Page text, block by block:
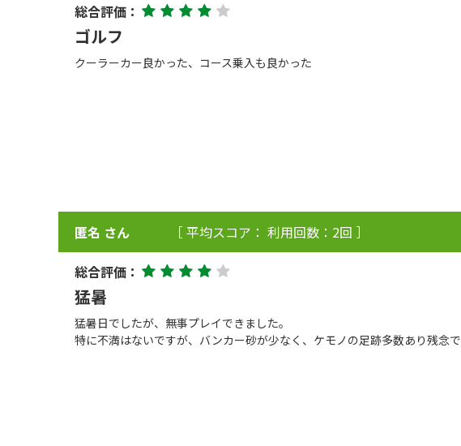
総合評価：
ゴルフ
クーラーカー良かった、コース乗入も良かった
匿名 さん ［ 平均スコア： 利用回数：2回 ］
総合評価：
猛暑
猛暑日でしたが、無事プレイできました。
特に不満はないですが、バンカー砂が少なく、ケモノの足跡多数あり残念で